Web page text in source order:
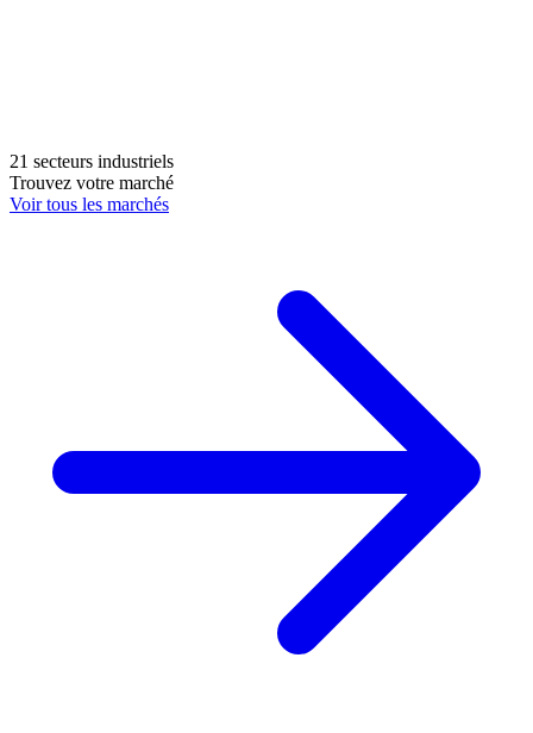
21 secteurs industriels
Trouvez votre marché
Voir tous les marchés